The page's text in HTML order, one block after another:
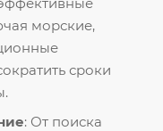
морские,
сроки
: От поиска